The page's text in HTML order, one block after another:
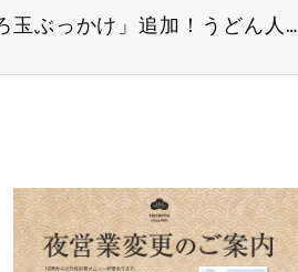
MATSUTARO「おろしぶっかけ」「とろ玉ぶっかけ」追加！うどん人気メニューご紹介